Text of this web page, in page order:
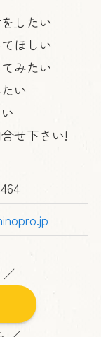
したい
ほしい
みたい
い
せ下さい!